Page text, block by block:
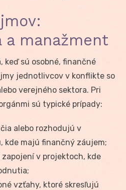
manažment
keď sú osobné, finančné
jednotlivcov v konflikte so
verejného sektora. Pri
sú typické prípady:
alebo rozhodujú v
kde majú finančný záujem;
v projektoch, kde
vzťahy, ktoré skresľujú